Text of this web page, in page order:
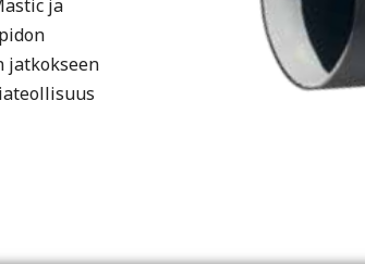
ja
jatkokseen